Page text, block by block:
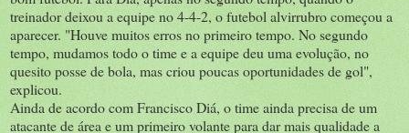
treinador deixou a equipe no 4-4-2, o futebol alvirrubro começou a
aparecer. "Houve muitos erros no primeiro tempo. No segundo
tempo, mudamos todo o time e a equipe deu uma evolução, no
quesito posse de bola, mas criou poucas oportunidades de gol",
explicou.
Ainda de acordo com Francisco Diá, o time ainda precisa de um
atacante de área e um primeiro volante para dar mais qualidade a